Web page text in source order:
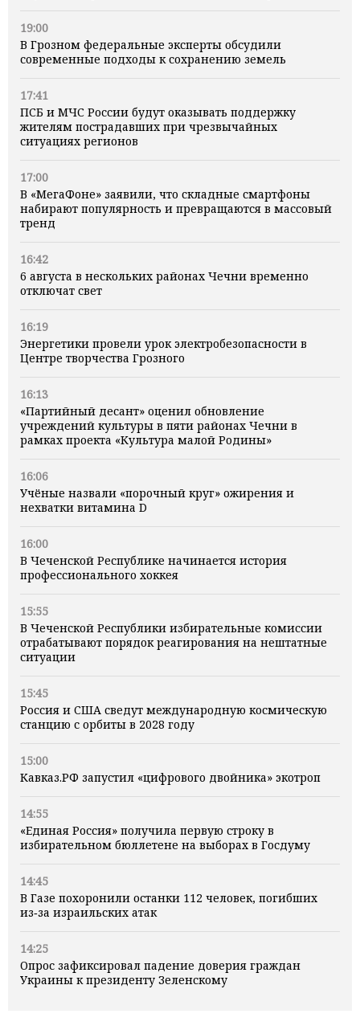
19:00
В Грозном федеральные эксперты обсудили
современные подходы к сохранению земель
17:41
ПСБ и МЧС России будут оказывать поддержку
жителям пострадавших при чрезвычайных
ситуациях регионов
17:00
В «МегаФоне» заявили, что складные смартфоны
набирают популярность и превращаются в массовый
тренд
16:42
6 августа в нескольких районах Чечни временно
отключат свет
16:19
Энергетики провели урок электробезопасности в
Центре творчества Грозного
16:13
«Партийный десант» оценил обновление
учреждений культуры в пяти районах Чечни в
рамках проекта «Культура малой Родины»
16:06
Учёные назвали «порочный круг» ожирения и
нехватки витамина D
16:00
В Чеченской Республике начинается история
профессионального хоккея
15:55
В Чеченской Республики избирательные комиссии
отрабатывают порядок реагирования на нештатные
ситуации
15:45
Россия и США сведут международную космическую
станцию с орбиты в 2028 году
15:00
Кавказ.РФ запустил «цифрового двойника» экотроп
14:55
«Единая Россия» получила первую строку в
избирательном бюллетене на выборах в Госдуму
14:45
В Газе похоронили останки 112 человек, погибших
из‑за израильских атак
14:25
Опрос зафиксировал падение доверия граждан
Украины к президенту Зеленскому